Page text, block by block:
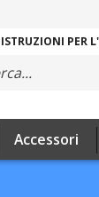
ISTRUZIONI PER
Accessori